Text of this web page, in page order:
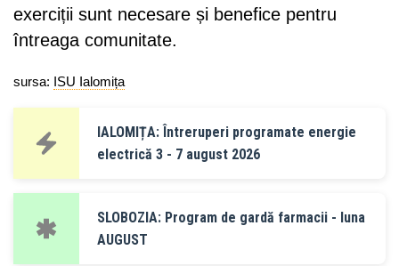
exerciții sunt necesare și benefice pentru
întreaga comunitate.
sursa: ISU Ialomița
IALOMIȚA: Întreruperi programate energie
electrică 3 - 7 august 2026
SLOBOZIA: Program de gardă farmacii - luna
AUGUST